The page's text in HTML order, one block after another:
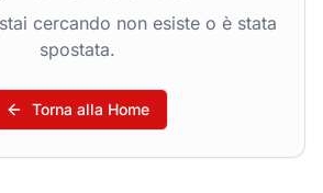
cercando non esiste o è stata
spostata.
Torna alla Home